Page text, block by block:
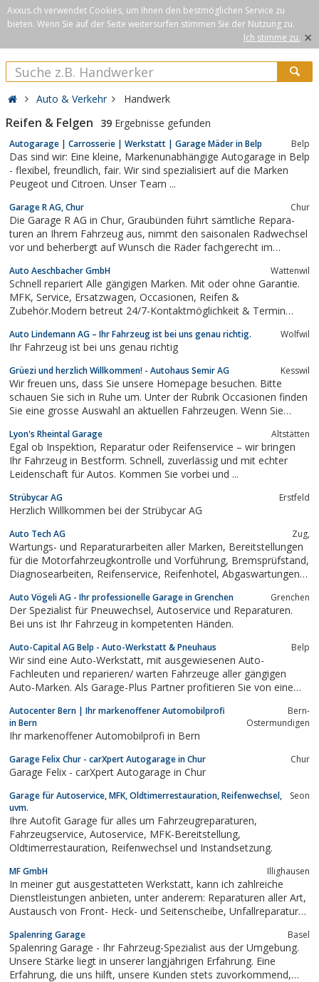
Axxus.ch verwendet Cookies, um Ihnen den bestmöglichen Service zu
bieten. Wenn Sie auf der Seite weitersurfen stimmen Sie der Nutzung zu.
Ich stimme zu. ×
Auto & Verkehr Handwerk
Reifen & Felgen 39 Ergebnisse gefunden
Autogarage | Carrosserie | Werkstatt | Garage Mäder in Belp Belp
Das sind wir: Eine kleine, Markenunabhängige Autogarage in Belp
- flexibel, freundlich, fair. Wir sind spezialisiert auf die Marken
Peugeot und Citroen. Unser Team ...
Garage R AG, Chur Chur
Die Garage R AG in Chur, Graubünden führt sämtliche Repara­
turen an Ihrem Fahr­zeug aus, nimmt den saisonalen Radwechsel
vor und beherbergt auf Wunsch die Räder fachgerecht im
Dellen an Ihrem Fahrzeug.
Auto Aeschbacher GmbH Wattenwil
Schnell repariert Alle gängigen Marken. Mit oder ohne Garantie.
MFK, Service, Ersatzwagen, Occasionen, Reifen &
Zubehör.Modern betreut 24/7-Kontaktmöglichkeit & Termin
Ort.Das sagen Kunden «Sehr hilfreich war die unkomplizierte
Betreuung – ich erhielt sofort…
Auto Lindemann AG – Ihr Fahrzeug ist bei uns genau richtig. Wolfwil
Ihr Fahrzeug ist bei uns genau richtig
Grüezi und herzlich Willkommen! - Autohaus Semir AG Kesswil
Wir freuen uns, dass Sie unsere Homepage besuchen. Bitte
schauen Sie sich in Ruhe um. Unter der Rubrik Occasionen finden
Sie eine grosse Auswahl an aktuellen Fahrzeugen. Wenn Sie
rufen Sie uns an oder kontaktieren Sie uns per Kontaktanfrage.
Wir sind gerne für Sie da.
Lyon's Rheintal Garage Altstätten
Egal ob Inspektion, Reparatur oder Reifenservice – wir bringen
Ihr Fahrzeug in Bestform. Schnell, zuverlässig und mit echter
Leidenschaft für Autos. Kommen Sie vorbei und ...
Strübycar AG Erstfeld​
Herzlich Willkommen bei der Strübycar AG
Auto Tech AG Zug,
Wartungs- und Reparaturarbeiten aller Marken, Bereitstellungen
für die Motorfahrzeugkontrolle und Vorführung, Bremsprüfstand,
Diagnosearbeiten, Reifenservice, Reifenhotel, Abgaswartungen,
Malerarbeiten, Werkstatt, Autowerkstatt, Autoverkauf, Garage,
Reparaturen,...
Auto Vögeli AG - Ihr professionelle Garage in Grenchen Grenchen
Der Spezialist für Pneuwechsel, Autoservice und Reparaturen.
Bei uns ist Ihr Fahrzeug in kompetenten Händen.
Auto-Capital AG Belp - Auto-Werkstatt & Pneuhaus Belp
Wir sind eine Auto-Werkstatt, mit ausgewiesenen Auto-
Fachleuten und reparieren/ warten Fahrzeuge aller gängigen
Auto-Marken. Als Garage-Plus Partner profitieren Sie von einem
qualitativen hochstehenden Reifen- und Alu-Felgen Service. Alles
in allem eine sicher und gute Wahl.
Autocenter Bern | Ihr markenoffener Automobilprofi
in Bern
Bern-
Ostermundigen
Ihr markenoffener Automobilprofi in Bern
Garage Felix Chur - carXpert Autogarage in Chur Chur
Garage Felix - carXpert Autogarage in Chur
Garage für Autoservice, MFK, Oldtimerrestauration, Reifenwechsel,
uvm.
Seon
Ihre Autofit Garage für alles um Fahrzeugreparaturen,
Fahrzeugservice, Autoservice, MFK-Bereitstellung,
Oldtimerrestauration, Reifenwechsel und Instandsetzung.
MF GmbH Illighausen
In meiner gut ausgestatteten Werkstatt, kann ich zahlreiche
Dienstleistungen anbieten, unter anderem: Reparaturen aller Art,
Austausch von Front- Heck- und Seitenscheibe, Unfallreparaturen
Spalenring Garage Basel
Spalenring Garage - Ihr Fahrzeug-Spezialist aus der Umgebung.
Unsere Stärke liegt in unserer langjährigen Erfahrung. Eine
Erfahrung, die uns hilft, unsere Kunden stets zuvorkommend,